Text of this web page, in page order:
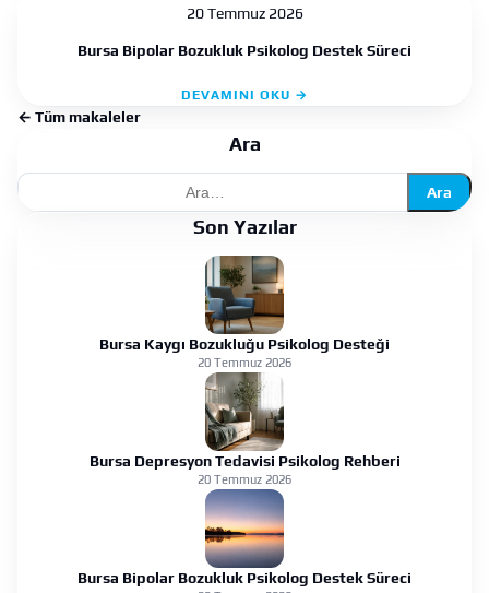
20 Temmuz 2026
Bursa Bipolar Bozukluk Psikolog Destek Süreci
DEVAMINI OKU →
← Tüm makaleler
Ara
Ara
Son Yazılar
Bursa Kaygı Bozukluğu Psikolog Desteği
20 Temmuz 2026
Bursa Depresyon Tedavisi Psikolog Rehberi
20 Temmuz 2026
Bursa Bipolar Bozukluk Psikolog Destek Süreci